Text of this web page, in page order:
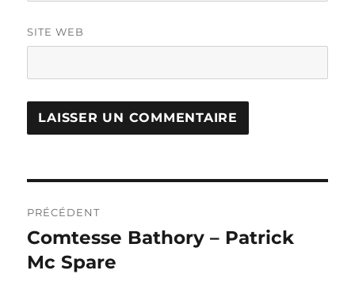
SITE WEB
de
l’article
PRÉCÉDENT
Publication
précédente :
Comtesse Bathory – Patrick
Mc Spare